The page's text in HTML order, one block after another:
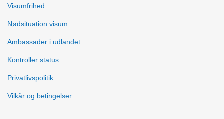
Visumfrihed
Nødsituation visum
Ambassader i udlandet
Kontroller status
Privatlivspolitik
Vilkår og betingelser